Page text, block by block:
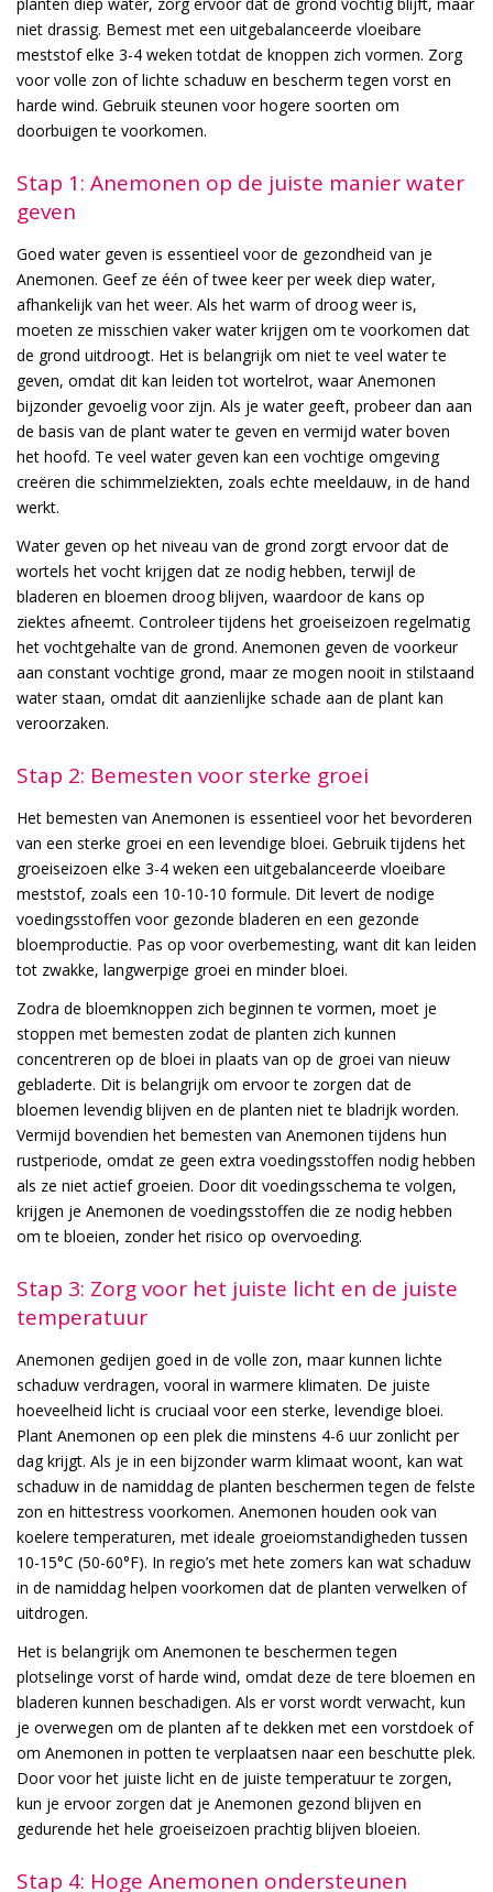
niet drassig. Bemest met een uitgebalanceerde vloeibare
meststof elke 3-4 weken totdat de knoppen zich vormen. Zorg
voor volle zon of lichte schaduw en bescherm tegen vorst en
harde wind. Gebruik steunen voor hogere soorten om
doorbuigen te voorkomen.
Stap 1: Anemonen op de juiste manier water
geven
Goed water geven is essentieel voor de gezondheid van je
Anemonen. Geef ze één of twee keer per week diep water,
afhankelijk van het weer. Als het warm of droog weer is,
moeten ze misschien vaker water krijgen om te voorkomen dat
de grond uitdroogt. Het is belangrijk om niet te veel water te
geven, omdat dit kan leiden tot wortelrot, waar Anemonen
bijzonder gevoelig voor zijn. Als je water geeft, probeer dan aan
de basis van de plant water te geven en vermijd water boven
het hoofd. Te veel water geven kan een vochtige omgeving
creëren die schimmelziekten, zoals echte meeldauw, in de hand
werkt.
Water geven op het niveau van de grond zorgt ervoor dat de
wortels het vocht krijgen dat ze nodig hebben, terwijl de
bladeren en bloemen droog blijven, waardoor de kans op
ziektes afneemt. Controleer tijdens het groeiseizoen regelmatig
het vochtgehalte van de grond. Anemonen geven de voorkeur
aan constant vochtige grond, maar ze mogen nooit in stilstaand
water staan, omdat dit aanzienlijke schade aan de plant kan
veroorzaken.
Stap 2: Bemesten voor sterke groei
Het bemesten van Anemonen is essentieel voor het bevorderen
van een sterke groei en een levendige bloei. Gebruik tijdens het
groeiseizoen elke 3-4 weken een uitgebalanceerde vloeibare
meststof, zoals een 10-10-10 formule. Dit levert de nodige
voedingsstoffen voor gezonde bladeren en een gezonde
bloemproductie. Pas op voor overbemesting, want dit kan leiden
tot zwakke, langwerpige groei en minder bloei.
Zodra de bloemknoppen zich beginnen te vormen, moet je
stoppen met bemesten zodat de planten zich kunnen
concentreren op de bloei in plaats van op de groei van nieuw
gebladerte. Dit is belangrijk om ervoor te zorgen dat de
bloemen levendig blijven en de planten niet te bladrijk worden.
Vermijd bovendien het bemesten van Anemonen tijdens hun
rustperiode, omdat ze geen extra voedingsstoffen nodig hebben
als ze niet actief groeien. Door dit voedingsschema te volgen,
krijgen je Anemonen de voedingsstoffen die ze nodig hebben
om te bloeien, zonder het risico op overvoeding.
Stap 3: Zorg voor het juiste licht en de juiste
temperatuur
Anemonen gedijen goed in de volle zon, maar kunnen lichte
schaduw verdragen, vooral in warmere klimaten. De juiste
hoeveelheid licht is cruciaal voor een sterke, levendige bloei.
Plant Anemonen op een plek die minstens 4-6 uur zonlicht per
dag krijgt. Als je in een bijzonder warm klimaat woont, kan wat
schaduw in de namiddag de planten beschermen tegen de felste
zon en hittestress voorkomen. Anemonen houden ook van
koelere temperaturen, met ideale groeiomstandigheden tussen
10-15°C (50-60°F). In regio’s met hete zomers kan wat schaduw
in de namiddag helpen voorkomen dat de planten verwelken of
uitdrogen.
Het is belangrijk om Anemonen te beschermen tegen
plotselinge vorst of harde wind, omdat deze de tere bloemen en
bladeren kunnen beschadigen. Als er vorst wordt verwacht, kun
je overwegen om de planten af te dekken met een vorstdoek of
om Anemonen in potten te verplaatsen naar een beschutte plek.
Door voor het juiste licht en de juiste temperatuur te zorgen,
kun je ervoor zorgen dat je Anemonen gezond blijven en
gedurende het hele groeiseizoen prachtig blijven bloeien.
Stap 4: Hoge Anemonen ondersteunen